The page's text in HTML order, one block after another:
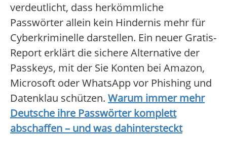
verdeutlicht, dass herkömmliche
Passwörter allein kein Hindernis mehr für
Cyberkriminelle darstellen. Ein neuer Gratis-
Report erklärt die sichere Alternative der
Passkeys, mit der Sie Konten bei Amazon,
Microsoft oder WhatsApp vor Phishing und
Datenklau schützen. Warum immer mehr
Deutsche ihre Passwörter komplett
abschaffen – und was dahintersteckt